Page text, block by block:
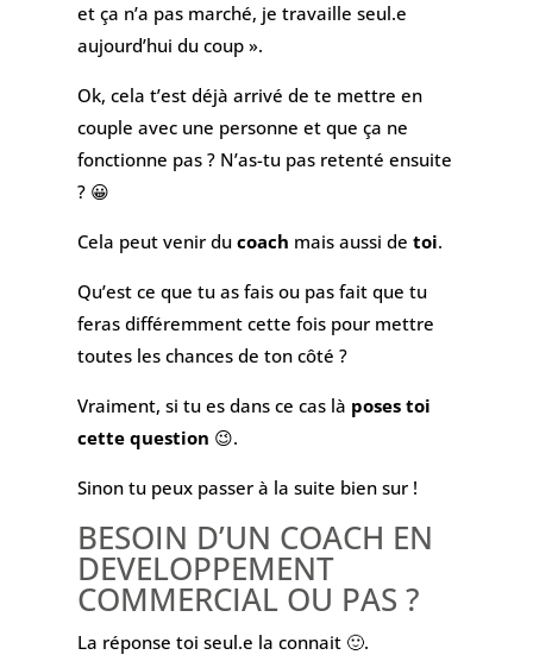
et ça n’a pas marché, je travaille seul.e
aujourd’hui du coup ».
Ok, cela t’est déjà arrivé de te mettre en
couple avec une personne et que ça ne
fonctionne pas ? N’as-tu pas retenté ensuite
? 😀
Cela peut venir du coach mais aussi de toi.
Qu’est ce que tu as fais ou pas fait que tu
feras différemment cette fois pour mettre
toutes les chances de ton côté ?
Vraiment, si tu es dans ce cas là poses toi
cette question 😉.
Sinon tu peux passer à la suite bien sur !
BESOIN D’UN COACH EN
DEVELOPPEMENT
COMMERCIAL OU PAS ?
La réponse toi seul.e la connait 🙂.